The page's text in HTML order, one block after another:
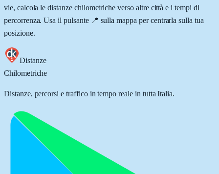
vie, calcola le distanze chilometriche verso altre città e i tempi di
percorrenza. Usa il pulsante 📍 sulla mappa per centrarla sulla tua
posizione.
Distanze
Chilometriche
Distanze, percorsi e traffico in tempo reale in tutta Italia.